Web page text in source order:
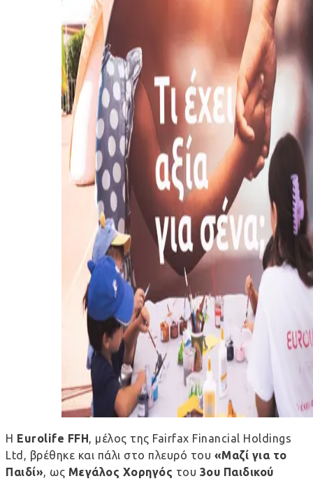
Η Eurolife FFH, μέλος της Fairfax Financial Holdings
Ltd, βρέθηκε και πάλι στο πλευρό του «Μαζί για το
Παιδί», ως Μεγάλος Χορηγός του 3ου Παιδικού